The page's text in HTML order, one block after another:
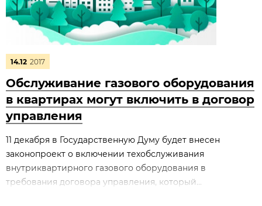
14.12 2017
Обслуживание газового оборудования
в квартирах могут включить в договор
управления
11 декабря в Государственную Думу будет внесен
законопроект о включении техобслуживания
внутриквартирного газового оборудования в
требования договора управления, который...